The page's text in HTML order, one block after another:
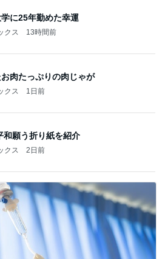
に25年勤めた幸運
クス 13時間前
肉たっぷりの肉じゃが
クス 1日前
和願う折り紙を紹介
クス 2日前